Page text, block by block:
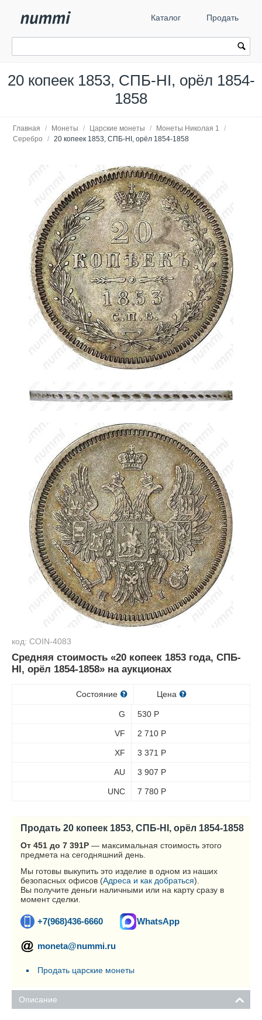
Каталог Продать
20 копеек 1853, СПБ-HI, орёл 1854-
1858
Главная / Монеты / Царские монеты / Монеты Николая 1
/
Серебро
/ 20 копеек 1853, СПБ-HI, орёл 1854-1858
код: COIN-4083
Средняя стоимость «20 копеек 1853 года, СПБ-
HI, орёл 1854-1858» на аукционах
Состояние Цена
G 530 Р
VF 2 710 Р
XF 3 371 Р
AU 3 907 Р
UNC 7 780 Р
Продать 20 копеек 1853, СПБ-HI, орёл 1854-1858
От 451 до 7 391Р — максимальная стоимость этого
предмета на сегодняшний день.
Мы готовы выкупить это изделие в одном из наших
безопасных офисов (Адреса и как добраться).
Вы получите деньги наличными или на карту сразу в
момент сделки.
+7(968)436-6660 WhatsApp
moneta@nummi.ru
Продать царские монеты
Описание